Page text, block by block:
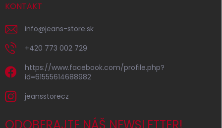
KONTAKT
info@jeans-store.sk
+420 773 002 729
https://www.facebook.com/profile.php?
id=61555614688982
jeansstorecz